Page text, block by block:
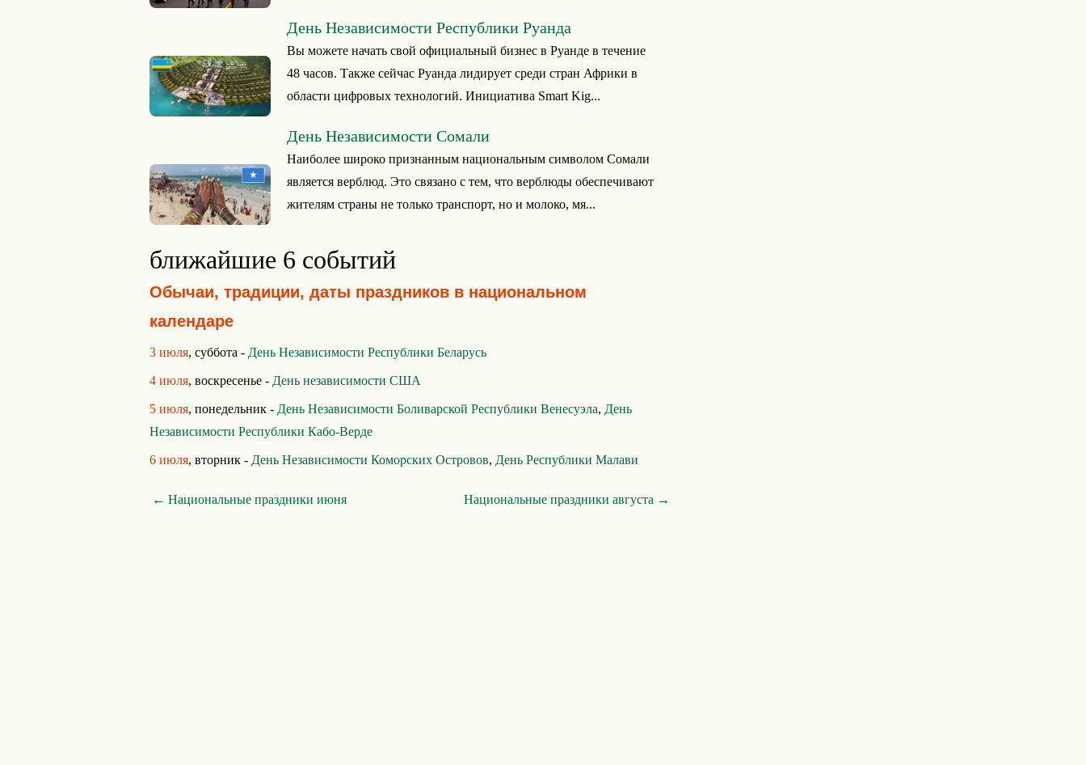
День Независимости Республики Руанда
Вы можете начать свой официальный бизнес в Руанде в течение
48 часов. Также сейчас Руанда лидирует среди стран Африки в
области цифровых технологий. Инициатива Smart Kig...
День Независимости Сомали
Наиболее широко признанным национальным символом Сомали
является верблюд. Это связано с тем, что верблюды обеспечивают
жителям страны не только транспорт, но и молоко, мя...
ближайшие 6 событий
Обычаи, традиции, даты праздников в национальном
календаре
3 июля, суббота - День Независимости Республики Беларусь
4 июля, воскресенье - День независимости США
5 июля, понедельник - День Независимости Боливарской Республики Венесуэла, День
Независимости Республики Кабо-Верде
6 июля, вторник - День Независимости Коморских Островов, День Республики Малави
← Национальные праздники июня Национальные праздники августа →